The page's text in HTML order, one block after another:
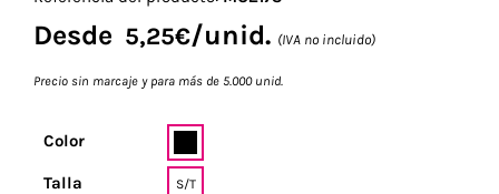
Desde 5,25€/unid. (IVA no incluido)
Precio sin marcaje y para más de 5.000 unid.
Color
Talla S/T